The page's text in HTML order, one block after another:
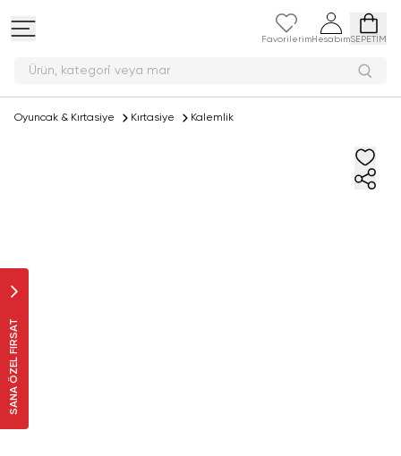
Favorilerim HesabımSEPETİM
Ürün, kategori v
SANA ÖZEL FIRSAT
Oyuncak & Kırtasiye Kırtasiye Kalemlik